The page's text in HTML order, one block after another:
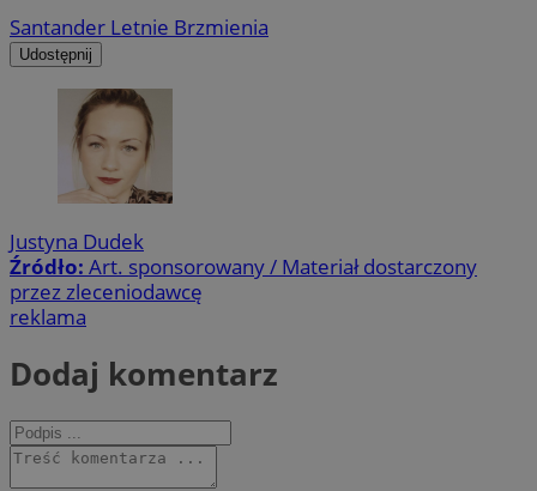
Santander Letnie Brzmienia
Udostępnij
Justyna Dudek
Źródło: Art. sponsorowany / Materiał dostarczony
przez zleceniodawcę
reklama
Dodaj komentarz